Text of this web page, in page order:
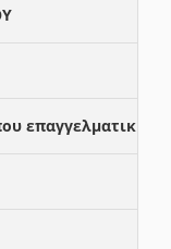
επαγγελματικης